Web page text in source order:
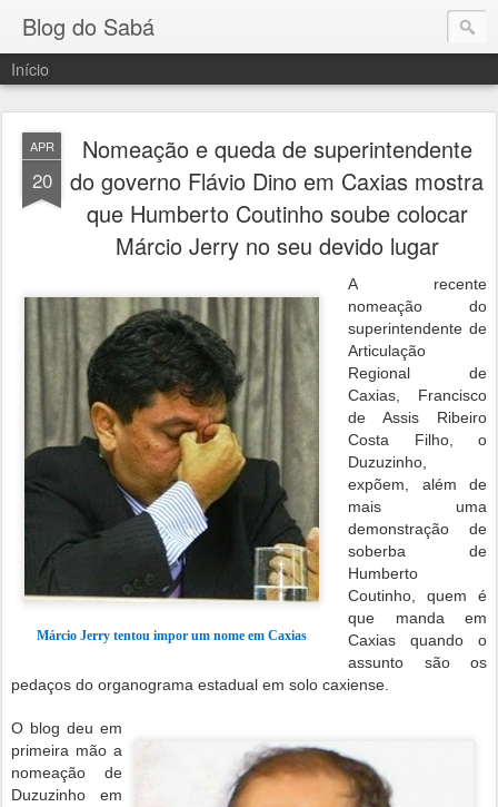
Blog do Sabá
Início
APR
20
Nomeação e queda de superintendente
do governo Flávio Dino em Caxias mostra
que Humberto Coutinho soube colocar
Márcio Jerry no seu devido lugar
Márcio Jerry tentou impor um nome em Caxias
A recente
nomeação do
superintendente de
Articulação
Regional de
Caxias, Francisco
de Assis Ribeiro
Costa Filho, o
Duzuzinho,
expõem, além de
mais uma
demonstração de
soberba de
Humberto
Coutinho, quem é
que manda em
Caxias quando o
assunto são os
pedaços do organograma estadual em solo caxiense.
O blog deu em
primeira mão a
nomeação de
Duzuzinho em